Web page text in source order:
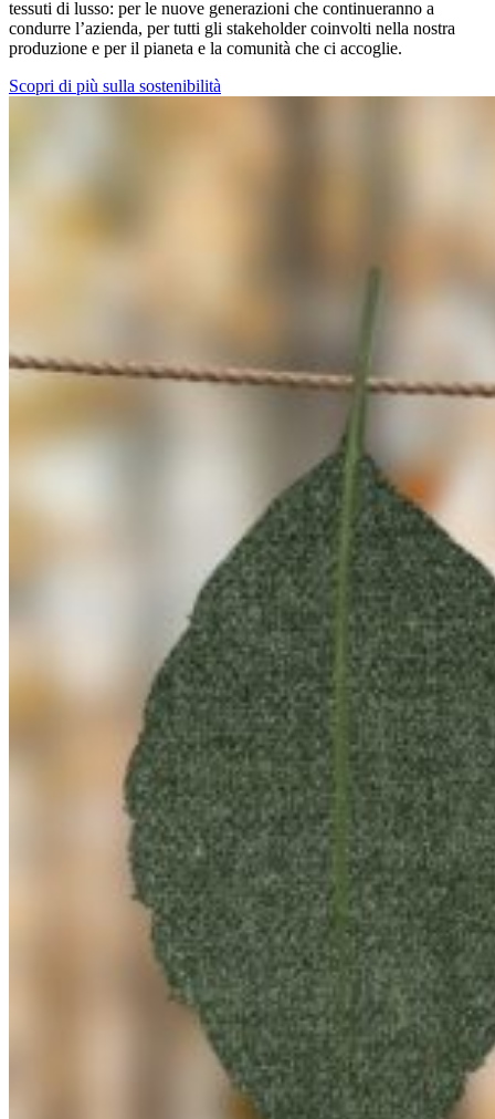
tessuti di lusso: per le nuove generazioni che continueranno a
condurre l’azienda, per tutti gli stakeholder coinvolti nella nostra
produzione e per il pianeta e la comunità che ci accoglie.
Scopri di più sulla sostenibilità